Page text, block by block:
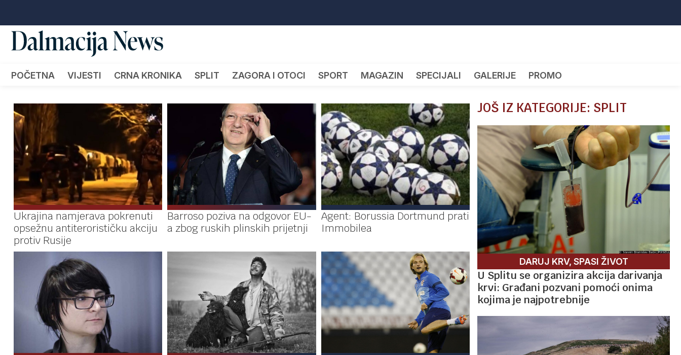
POČETNA VIJESTI CRNA KRONIKA SPLIT ZAGORA I OTOCI SPORT MAGAZIN SPECIJALI GALERIJE PROMO
Ukrajina namjerava pokrenuti
opsežnu antiterorističku akciju
protiv Rusije
Barroso poziva na odgovor EU-
a zbog ruskih plinskih prijetnji
Agent: Borussia Dortmund prati
Immobilea
JOŠ IZ KATEGORIJE: SPLIT
DARUJ KRV, SPASI ŽIVOT
U Splitu se organizira akcija darivanja
krvi: Građani pozvani pomoći onima
kojima je najpotrebnije